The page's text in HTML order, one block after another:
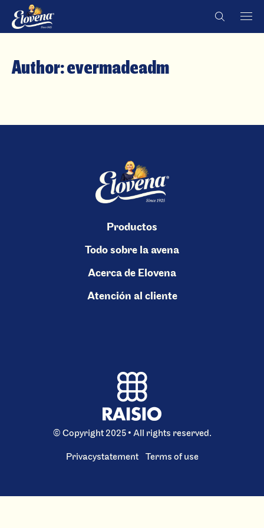
Skip
Country
Country
Author:evermadeadm
Productos
Todo sobre la avena
Acerca de Elovena
Atención al cliente
© Copyright 2025 • All rights reserved.
Privacystatement Terms of use